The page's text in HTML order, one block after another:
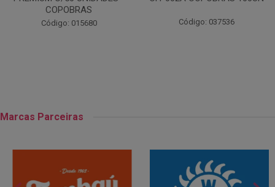
Código: 037536 Código: 001124
Marcas Parceiras